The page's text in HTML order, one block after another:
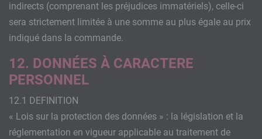
indirects (comprenant les préjudices immatériels), celle-ci
sera strictement limitée à une somme au plus égale au prix
indiqué dans la commande.
12. DONNÉES À CARACTERE
PERSONNEL
12.1 DEFINITION
« Lois sur la protection des données » : la législation et la
réglementation en vigueur applicable au traitement de